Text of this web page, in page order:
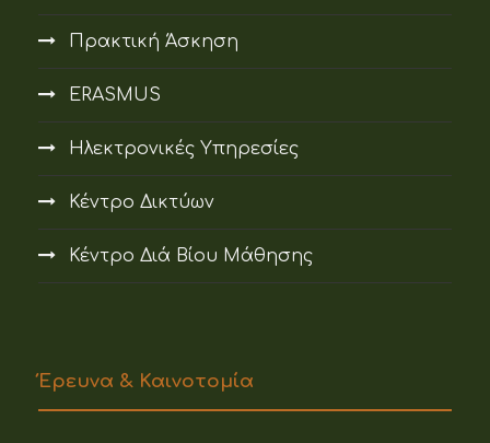
Πρακτική Άσκηση
ERASMUS
Ηλεκτρονικές Υπηρεσίες
Κέντρο Δικτύων
Κέντρο Διά Βίου Μάθησης
Έρευνα & Καινοτομία